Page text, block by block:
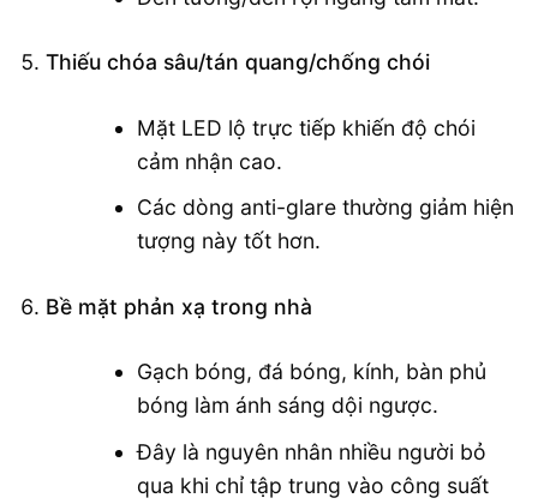
Thiếu chóa sâu/tán quang/chống chói
Mặt LED lộ trực tiếp khiến độ chói
cảm nhận cao.
Các dòng anti-glare thường giảm hiện
tượng này tốt hơn.
Bề mặt phản xạ trong nhà
Gạch bóng, đá bóng, kính, bàn phủ
bóng làm ánh sáng dội ngược.
Đây là nguyên nhân nhiều người bỏ
qua khi chỉ tập trung vào công suất